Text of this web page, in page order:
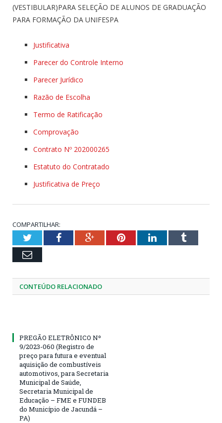
(VESTIBULAR)PARA SELEÇÃO DE ALUNOS DE GRADUAÇÃO
PARA FORMAÇÃO DA UNIFESPA
Justificativa
Parecer do Controle Interno
Parecer Jurídico
Razão de Escolha
Termo de Ratificação
Comprovação
Contrato Nº 202000265
Estatuto do Contratado
Justificativa de Preço
COMPARTILHAR:
TwitterFacebookGoogle+PinterestLinkedInTumblr
Email
CONTEÚDO RELACIONADO
PREGÃO ELETRÔNICO Nº
9/2023-060 (Registro de
preço para futura e eventual
aquisição de combustíveis
automotivos, para Secretaria
Municipal de Saúde,
Secretaria Municipal de
Educação – FME e FUNDEB
do Município de Jacundá –
PA)